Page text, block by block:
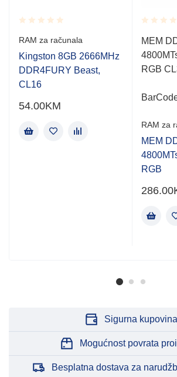
Rated
0.001
out
of
5
RAM za računala
Kingston 8GB 2666MHz
DDR4FURY Beast,
CL16
54.00KM
Rated
0.001
out
of
5
MEM
RGB
RAM za
MEM
RGB
286.00
Sigurna kupovina
Mogućnost povrata
Besplatna dostava za